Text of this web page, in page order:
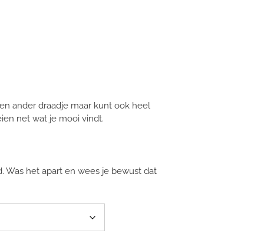
ander draadje maar kunt ook heel
net wat je mooi vindt.
Was het apart en wees je bewust dat